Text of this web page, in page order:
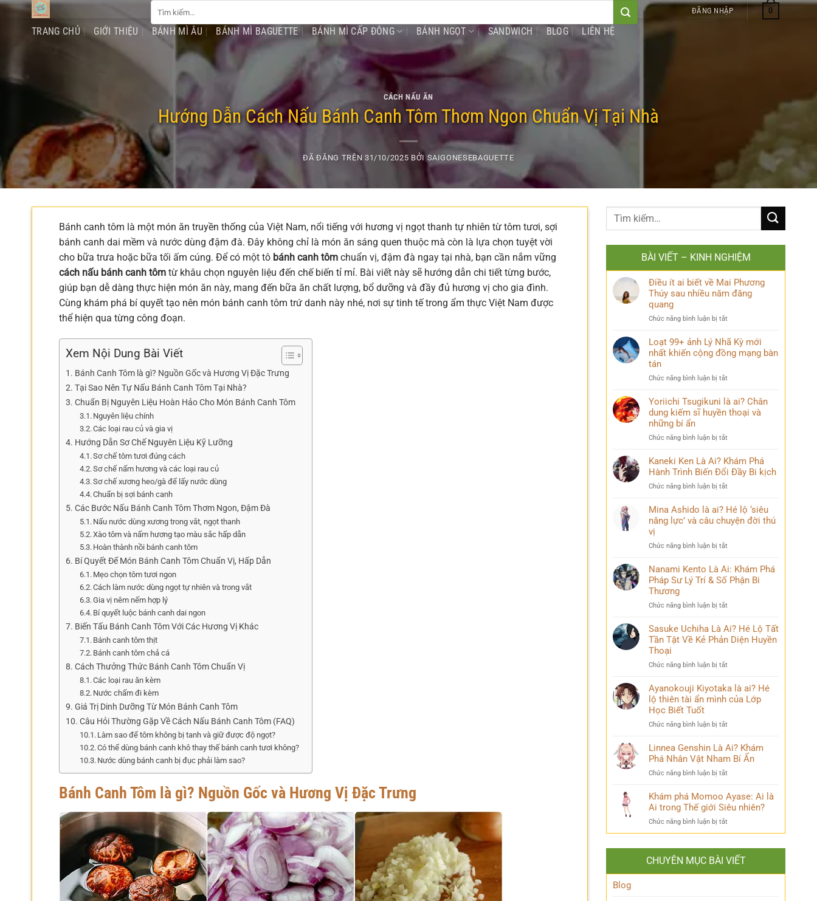
Chuyển
kiếm:
ĐĂNG NHẬP 0
TRANG CHỦ GIỚI THIỆU BÁNH MÌ ÂU BÁNH MÌ BAGUETTE BÁNH MÌ CẤP ĐÔNG BÁNH NGỌT SANDWICH BLOG LIÊN HỆ
CÁCH NẤU ĂN
Hướng Dẫn Cách Nấu Bánh Canh Tôm Thơm Ngon Chuẩn Vị Tại Nhà
ĐÃ ĐĂNG TRÊN 31/10/2025 BỞI SAIGONESEBAGUETTE
Bánh canh tôm là một món ăn truyền thống của Việt Nam, nổi tiếng với hương vị ngọt thanh tự nhiên từ tôm tươi, sợi
bánh canh dai mềm và nước dùng đậm đà. Đây không chỉ là món ăn sáng quen thuộc mà còn là lựa chọn tuyệt vời
cho bữa trưa hoặc bữa tối ấm cúng. Để có một tô bánh canh tôm chuẩn vị, đậm đà ngay tại nhà, bạn cần nắm vững
cách nấu bánh canh tôm từ khâu chọn nguyên liệu đến chế biến tỉ mỉ. Bài viết này sẽ hướng dẫn chi tiết từng bước,
giúp bạn dễ dàng thực hiện món ăn này, mang đến bữa ăn chất lượng, bổ dưỡng và đầy đủ hương vị cho gia đình.
Cùng khám phá bí quyết tạo nên món bánh canh tôm trứ danh này nhé, nơi sự tinh tế trong ẩm thực Việt Nam được
thể hiện qua từng công đoạn.
Xem Nội Dung Bài Viết
Bánh Canh Tôm là gì? Nguồn Gốc và Hương Vị Đặc Trưng
Tại Sao Nên Tự Nấu Bánh Canh Tôm Tại Nhà?
Chuẩn Bị Nguyên Liệu Hoàn Hảo Cho Món Bánh Canh Tôm
Nguyên liệu chính
Các loại rau củ và gia vị
Hướng Dẫn Sơ Chế Nguyên Liệu Kỹ Lưỡng
Sơ chế tôm tươi đúng cách
Sơ chế nấm hương và các loại rau củ
Sơ chế xương heo/gà để lấy nước dùng
Chuẩn bị sợi bánh canh
Các Bước Nấu Bánh Canh Tôm Thơm Ngon, Đậm Đà
Nấu nước dùng xương trong vắt, ngọt thanh
Xào tôm và nấm hương tạo màu sắc hấp dẫn
Hoàn thành nồi bánh canh tôm
Bí Quyết Để Món Bánh Canh Tôm Chuẩn Vị, Hấp Dẫn
Mẹo chọn tôm tươi ngon
Cách làm nước dùng ngọt tự nhiên và trong vắt
Gia vị nêm nếm hợp lý
Bí quyết luộc bánh canh dai ngon
Biến Tấu Bánh Canh Tôm Với Các Hương Vị Khác
Bánh canh tôm thịt
Bánh canh tôm chả cá
Cách Thưởng Thức Bánh Canh Tôm Chuẩn Vị
Các loại rau ăn kèm
Nước chấm đi kèm
Giá Trị Dinh Dưỡng Từ Món Bánh Canh Tôm
Câu Hỏi Thường Gặp Về Cách Nấu Bánh Canh Tôm (FAQ)
Làm sao để tôm không bị tanh và giữ được độ ngọt?
Có thể dùng bánh canh khô thay thế bánh canh tươi không?
Nước dùng bánh canh bị đục phải làm sao?
Bánh Canh Tôm là gì? Nguồn Gốc và Hương Vị Đặc Trưng
BÀI VIẾT – KINH NGHIỆM
Điều ít ai biết về Mai Phương
Thúy sau nhiều năm đăng
quang
Chức năng bình luận bị tắt
ít
biết
Mai
Thúy
sau
đăng
Loạt 99+ ảnh Lý Nhã Kỳ mới
nhất khiến cộng đồng mạng bàn
tán
Chức năng bình luận bị tắt
99+
ảnh
Kỳ
nhất
khiến
đồng
bàn
tán
Yoriichi Tsugikuni là ai? Chân
dung kiếm sĩ huyền thoại và
những bí ẩn
Chức năng bình luận bị tắt
Tsugikuni
là
Chân
kiếm
sĩ
và
bí
ẩn
Kaneki Ken Là Ai? Khám Phá
Hành Trình Biến Đổi Đầy Bi kịch
Chức năng bình luận bị tắt
Ken
Ai?
Phá
Trình
Biến
Bi
Mina Ashido là ai? Hé lộ ‘siêu
năng lực’ và câu chuyện đời thú
vị
Chức năng bình luận bị tắt
Ashido
là
lộ
năng
lực’
chuyện
thú
vị
Nanami Kento Là Ai: Khám Phá
Pháp Sư Lý Trí & Số Phận Bi
Thương
Chức năng bình luận bị tắt
Kento
Là
Phá
Sư
Lý
Số
Bi
Thương
Sasuke Uchiha Là Ai? Hé Lộ Tất
Tần Tật Về Kẻ Phản Diện Huyền
Thoại
Chức năng bình luận bị tắt
Uchiha
Lộ
Tần
Tật
Kẻ
Diện
Huyền
Ayanokouji Kiyotaka là ai? Hé
lộ thiên tài ẩn mình của Lớp
Học Biết Tuốt
Chức năng bình luận bị tắt
Kiyotaka
Hé
thiên
tài
Lớp
Học
Linnea Genshin Là Ai? Khám
Phá Nhân Vật Nham Bí Ẩn
Chức năng bình luận bị tắt
Genshin
Là
Khám
Phá
Vật
Nham
Bí
Khám phá Momoo Ayase: Ai là
Ai trong Thế giới Siêu nhiên?
Chức năng bình luận bị tắt
Khám
Ayase:
Ai
CHUYÊN MỤC BÀI VIẾT
Blog